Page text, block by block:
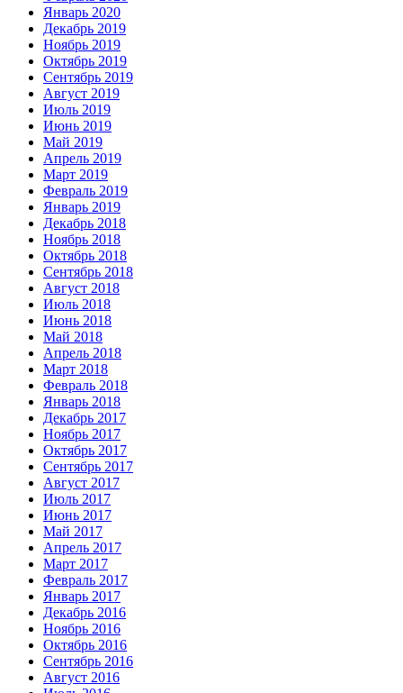
Январь 2020
Декабрь 2019
Ноябрь 2019
Октябрь 2019
Сентябрь 2019
Август 2019
Июль 2019
Июнь 2019
Май 2019
Апрель 2019
Март 2019
Февраль 2019
Январь 2019
Декабрь 2018
Ноябрь 2018
Октябрь 2018
Сентябрь 2018
Август 2018
Июль 2018
Июнь 2018
Май 2018
Апрель 2018
Март 2018
Февраль 2018
Январь 2018
Декабрь 2017
Ноябрь 2017
Октябрь 2017
Сентябрь 2017
Август 2017
Июль 2017
Июнь 2017
Май 2017
Апрель 2017
Март 2017
Февраль 2017
Январь 2017
Декабрь 2016
Ноябрь 2016
Октябрь 2016
Сентябрь 2016
Август 2016